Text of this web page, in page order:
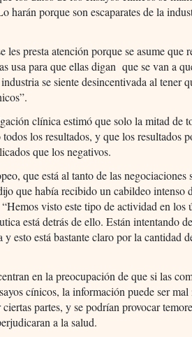
harán porque son escaparates de la
les presta atención porque se asume que
usa para que ellas digan que se van a
se siente desincentivada al tener
clínica estimó que solo la mitad de
los resultados, y que los resultados
que los negativos.
que está al tanto de las negociaciones
que había recibido un cabildeo intenso
visto este tipo de actividad en los
está detrás de ello. Están intentando
y esto está bastante claro por la cantidad
en la preocupación de que si las
cínicos, la información puede ser
partes, y se podrían provocar
a la salud.